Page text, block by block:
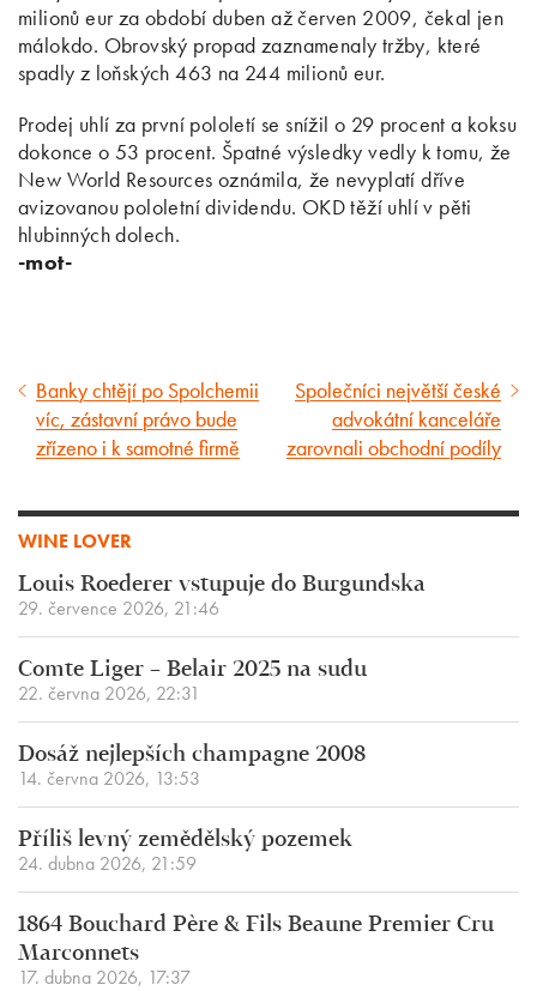
milionů eur za období duben až červen 2009, čekal jen
málokdo. Obrovský propad zaznamenaly tržby, které
spadly z loňských 463 na 244 milionů eur.
Prodej uhlí za první pololetí se snížil o 29 procent a koksu
dokonce o 53 procent. Špatné výsledky vedly k tomu, že
New World Resources oznámila, že nevyplatí dříve
avizovanou pololetní dividendu. OKD těží uhlí v pěti
hlubinných dolech.
-mot-
Předcházející
článek
Banky chtějí po Spolchemii
víc, zástavní právo bude
zřízeno i k samotné firmě
Následující
článek
Společníci největší české
advokátní kanceláře
zarovnali obchodní podíly
WINE LOVER
Louis Roederer vstupuje do Burgundska
29. července 2026, 21:46
Comte Liger – Belair 2025 na sudu
22. června 2026, 22:31
Dosáž nejlepších champagne 2008
14. června 2026, 13:53
Příliš levný zemědělský pozemek
24. dubna 2026, 21:59
1864 Bouchard Père & Fils Beaune Premier Cru
Marconnets
17. dubna 2026, 17:37